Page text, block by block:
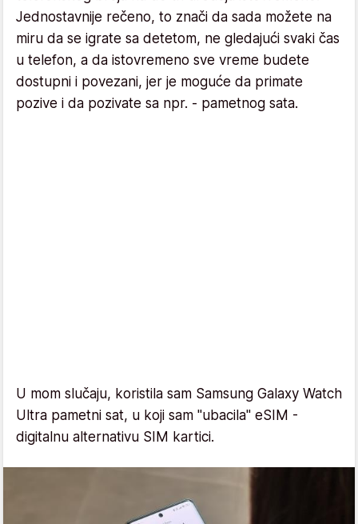
Jednostavnije rečeno, to znači da sada možete na
miru da se igrate sa detetom, ne gledajući svaki čas
u telefon, a da istovremeno sve vreme budete
dostupni i povezani, jer je moguće da primate
pozive i da pozivate sa npr. - pametnog sata.
U mom slučaju, koristila sam Samsung Galaxy Watch
Ultra pametni sat, u koji sam "ubacila" eSIM -
digitalnu alternativu SIM kartici.